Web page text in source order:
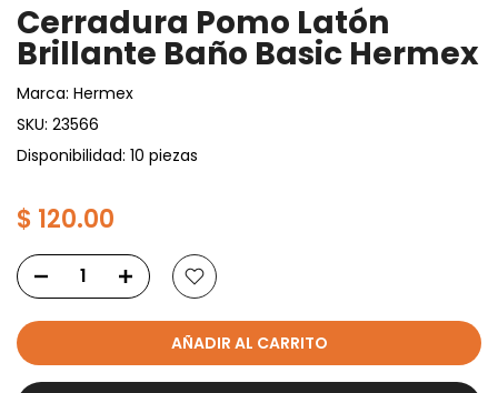
Cerradura Pomo Latón
Brillante Baño Basic Hermex
Marca: Hermex
SKU: 23566
Disponibilidad: 10 piezas
$ 120.00
AÑADIR AL CARRITO